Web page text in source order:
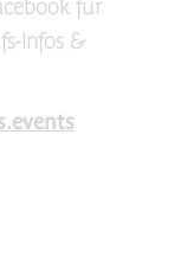
für
Infos &